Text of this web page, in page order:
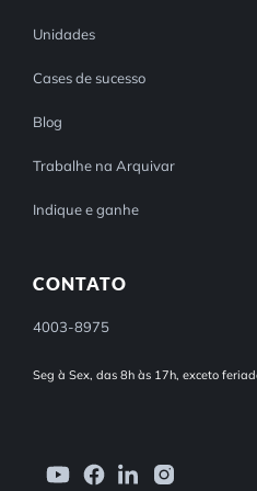
Unidades
Cases de sucesso
Blog
Trabalhe na Arquivar
Indique e ganhe
CONTATO
4003-8975
Seg à Sex, das 8h às 17h, exceto